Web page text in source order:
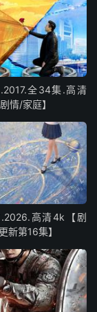
全34集.高清
情/家庭】
高清4k【剧
新第16集】